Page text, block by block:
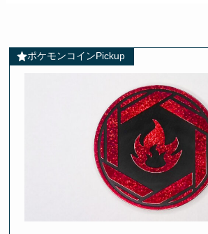
ポケモンコインPickup